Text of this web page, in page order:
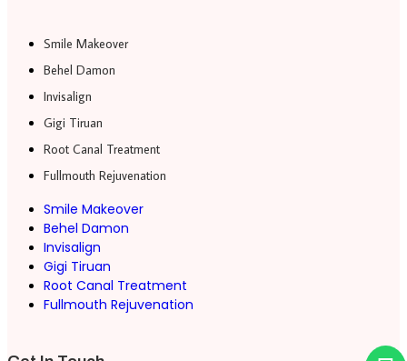
Smile Makeover
Behel Damon
Invisalign
Gigi Tiruan
Root Canal Treatment
Fullmouth Rejuvenation
Smile Makeover
Behel Damon
Invisalign
Gigi Tiruan
Root Canal Treatment
Fullmouth Rejuvenation